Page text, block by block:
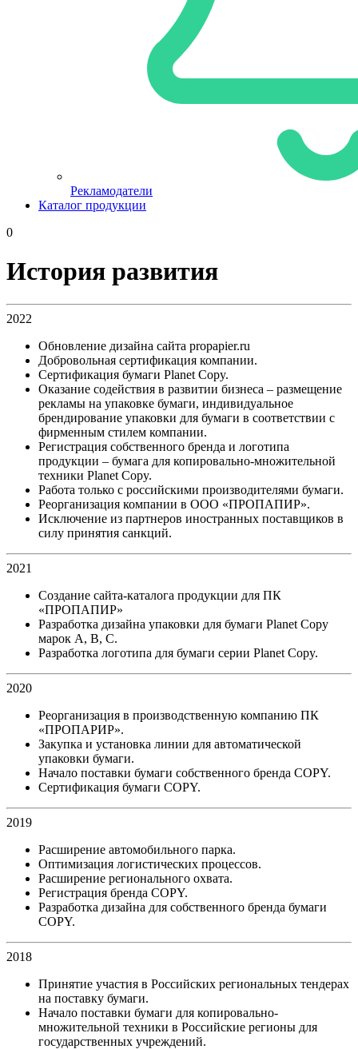
Рекламодатели
Каталог продукции
0
История развития
2022
Обновление дизайна сайта propapier.ru
Добровольная сертификация компании.
Сертификация бумаги Planet Copy.
Оказание содействия в развитии бизнеса – размещение
рекламы на упаковке бумаги, индивидуальное
брендирование упаковки для бумаги в соответствии с
фирменным стилем компании.
Регистрация собственного бренда и логотипа
продукции – бумага для копировально-множительной
техники Planet Copy.
Работа только с российскими производителями бумаги.
Реорганизация компании в ООО «ПРОПАПИР».
Исключение из партнеров иностранных поставщиков в
силу принятия санкций.
2021
Создание сайта-каталога продукции для ПК
«ПРОПАПИР»
Разработка дизайна упаковки для бумаги Planet Copy
марок A, B, C.
Разработка логотипа для бумаги серии Planet Copy.
2020
Реорганизация в производственную компанию ПК
«ПРОПАРИР».
Закупка и установка линии для автоматической
упаковки бумаги.
Начало поставки бумаги собственного бренда COPY.
Сертификация бумаги COPY.
2019
Расширение автомобильного парка.
Оптимизация логистических процессов.
Расширение регионального охвата.
Регистрация бренда COPY.
Разработка дизайна для собственного бренда бумаги
COPY.
2018
Принятие участия в Российских региональных тендерах
на поставку бумаги.
Начало поставки бумаги для копировально-
множительной техники в Российские регионы для
государственных учреждений.